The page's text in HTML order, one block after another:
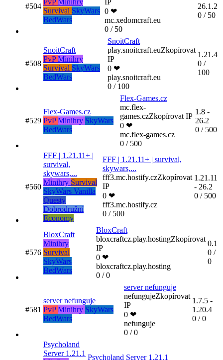
#504
Survival SkyWars
BedWars
0 ❤
mc.xedomcraft.eu
0 / 50
26.1.2
0 / 50
#508
SnoitCraft
PvPMinihry
Survival SkyWars
BedWars
SnoitCraft
play.snoitcraft.euZkopírovat
IP
0 ❤
play.snoitcraft.eu
0 / 100
1.21.4
0 /
100
#529
Flex-Games.cz
PvPMinihry SkyWars
BedWars
Flex-Games.cz
mc.flex-
games.czZkopírovat IP
0 ❤
mc.flex-games.cz
0 / 500
1.8 -
26.2
0 / 500
#560
FFF | 1.21.11+ |
survival,
skywars,...
Minihry Survival
SkyWars Vanilla
Questy
Dobrodružní
Economy
FFF | 1.21.11+ | survival,
skywars,...
fff3.mc.hostify.czZkopírovat
IP
0 ❤
fff3.mc.hostify.cz
0 / 500
1.21.11
- 26.2
0 / 500
#576
BloxCraft
Minihry
Survival
SkyWars
BedWars
BloxCraft
bloxcraftcz.play.hostingZkopírovat
IP
0 ❤
bloxcraftcz.play.hosting
0 / 0
0.1
0 /
0
#581
server nefunguje
PvPMinihry SkyWars
BedWars
server nefunguje
nefungujeZkopírovat
IP
0 ❤
nefunguje
0 / 0
1.7.5 -
1.20.4
0 / 0
Psycholand
Server 1.21.1 Psycholand Server 1.21.1